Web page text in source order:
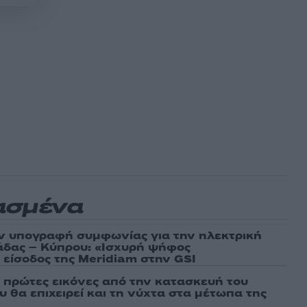
υπογραφή συμφωνίας για την ηλεκτρική
– Κύπρου: «Ισχυρή ψήφος
της Meridiam στην GSI
εικόνες από την κατασκευή του
επιχειρεί και τη νύχτα στα μέτωπα της